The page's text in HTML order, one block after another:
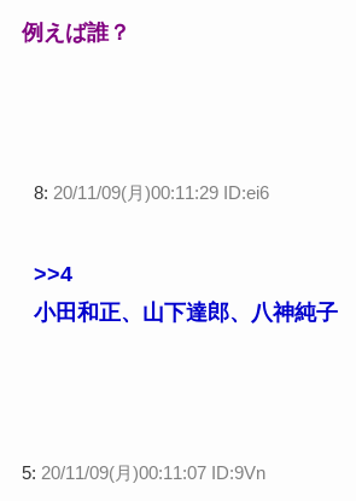
例えば誰？
8: 20/11/09(月)00:11:29 ID:ei6
>>4
小田和正、山下達郎、八神純子
5: 20/11/09(月)00:11:07 ID:9Vn